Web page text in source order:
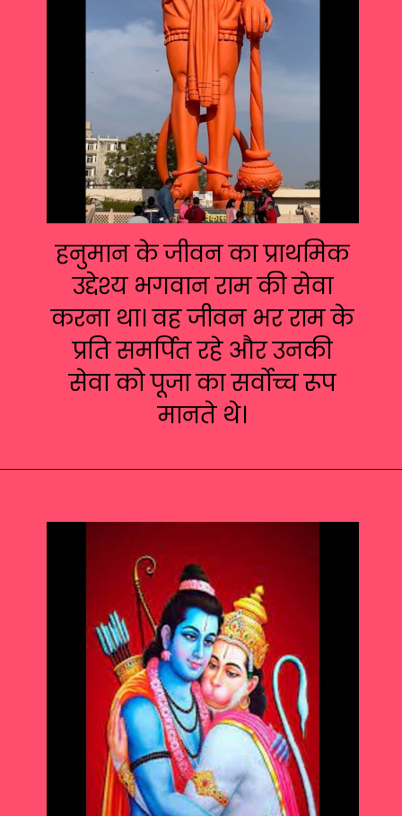
हनुमान के जीवन का प्राथमिक
उद्देश्य भगवान राम की सेवा
करना था। वह जीवन भर राम के
प्रति समर्पित रहे और उनकी
सेवा को पूजा का सर्वोच्च रूप
मानते थे।